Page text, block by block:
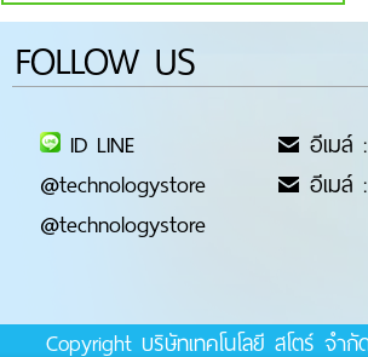
FOLLOW US
ID LINE
@technologystore
@technologystore
อีเมล์
อีเมล์
Copyright บริษัทเทคโนโลยี สโตร์ จำ